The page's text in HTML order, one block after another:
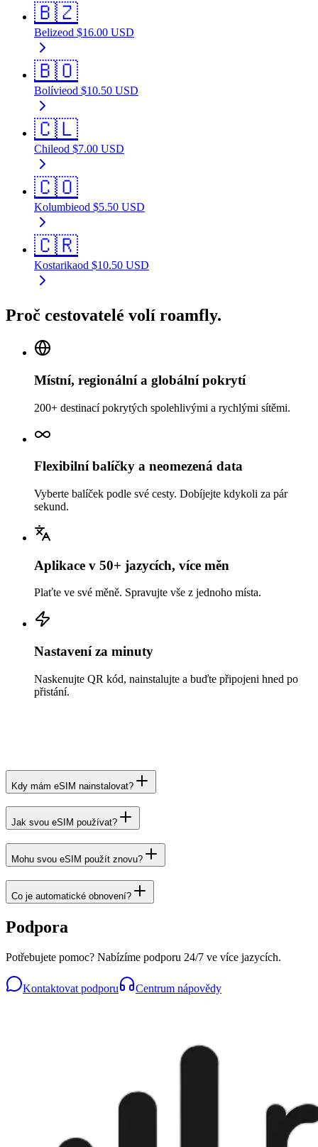
🇧🇿
Belizeod $16.00 USD
🇧🇴
Bolívieod $10.50 USD
🇨🇱
Chileod $7.00 USD
🇨🇴
Kolumbieod $5.50 USD
🇨🇷
Kostarikaod $10.50 USD
Proč cestovatelé volí roamfly.
Místní, regionální a globální pokrytí
200+ destinací pokrytých spolehlivými a rychlými sítěmi.
Flexibilní balíčky a neomezená data
Vyberte balíček podle své cesty. Dobíjejte kdykoli za pár
sekund.
Aplikace v 50+ jazycích, více měn
Plaťte ve své měně. Spravujte vše z jednoho místa.
Nastavení za minuty
Naskenujte QR kód, nainstalujte a buďte připojeni hned po
přistání.
Kdy mám eSIM nainstalovat?
Jak svou eSIM používat?
Mohu svou eSIM použít znovu?
Co je automatické obnovení?
Podpora
Potřebujete pomoc? Nabízíme podporu 24/7 ve více jazycích.
Kontaktovat podporu Centrum nápovědy